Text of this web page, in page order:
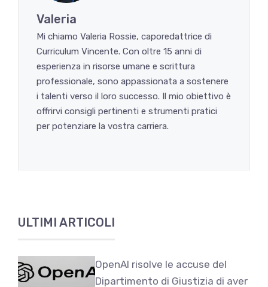
Valeria
Mi chiamo Valeria Rossie, caporedattrice di
Curriculum Vincente. Con oltre 15 anni di
esperienza in risorse umane e scrittura
professionale, sono appassionata a sostenere
i talenti verso il loro successo. Il mio obiettivo è
offrirvi consigli pertinenti e strumenti pratici
per potenziare la vostra carriera.
ULTIMI ARTICOLI
OpenAI risolve le accuse del
Dipartimento di Giustizia di aver